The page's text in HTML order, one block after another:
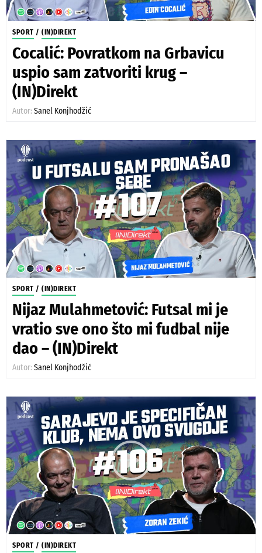
SPORT / (IN)DIREKT
Cocalić: Povratkom na Grbavicu
uspio sam zatvoriti krug –
(IN)Direkt
Autor: Sanel Konjhodžić
SPORT / (IN)DIREKT
Nijaz Mulahmetović: Futsal mi je
vratio sve ono što mi fudbal nije
dao – (IN)Direkt
Autor: Sanel Konjhodžić
SPORT / (IN)DIREKT